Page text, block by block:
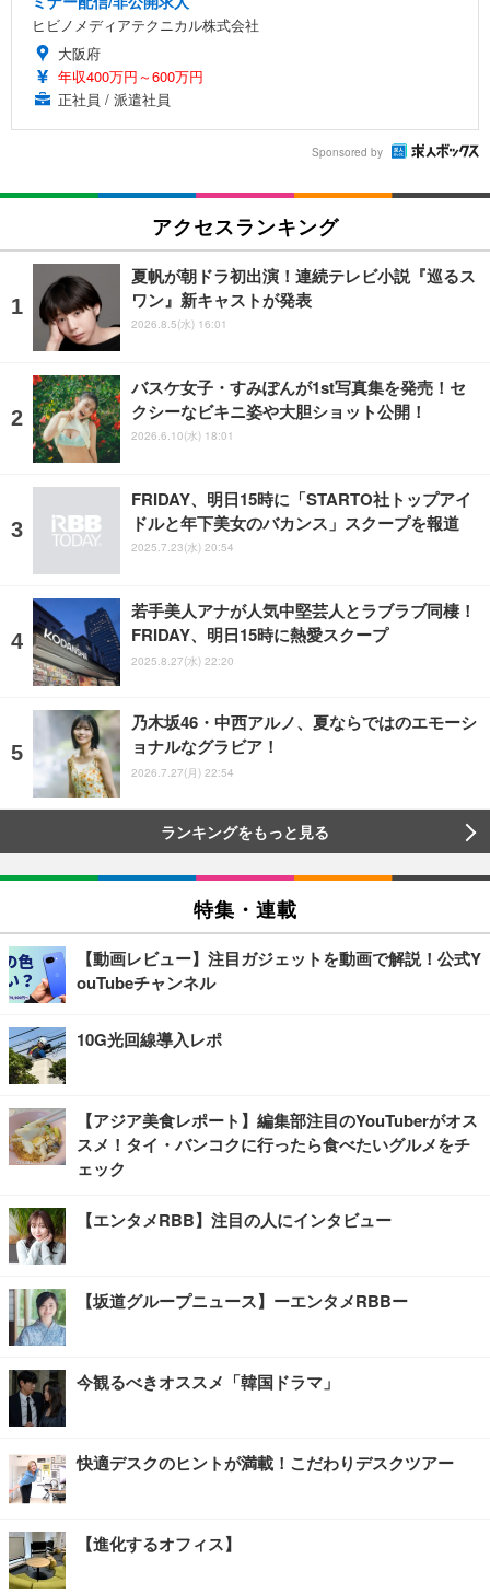
ヒビノメディアテクニカル株式会社
大阪府
年収400万円～600万円
正社員 / 派遣社員
Sponsored by
アクセスランキング
夏帆が朝ドラ初出演！連続テレビ小説『巡るス
ワン』新キャストが発表
2026.8.5(水) 16:01
バスケ女子・すみぽんが1st写真集を発売！セ
クシーなビキニ姿や大胆ショット公開！
2026.6.10(水) 18:01
FRIDAY、明日15時に「STARTO社トップアイ
ドルと年下美女のバカンス」スクープを報道
2025.7.23(水) 20:54
若手美人アナが人気中堅芸人とラブラブ同棲！
FRIDAY、明日15時に熱愛スクープ
2025.8.27(水) 22:20
乃木坂46・中西アルノ、夏ならではのエモーシ
ョナルなグラビア！
2026.7.27(月) 22:54
ランキングをもっと見る
特集・連載
【動画レビュー】注目ガジェットを動画で解説！公式Y
ouTubeチャンネル
10G光回線導入レポ
【アジア美食レポート】編集部注目のYouTuberがオス
スメ！タイ・バンコクに行ったら食べたいグルメをチ
ェック
【エンタメRBB】注目の人にインタビュー
【坂道グループニュース】ーエンタメRBBー
今観るべきオススメ「韓国ドラマ」
快適デスクのヒントが満載！こだわりデスクツアー
【進化するオフィス】